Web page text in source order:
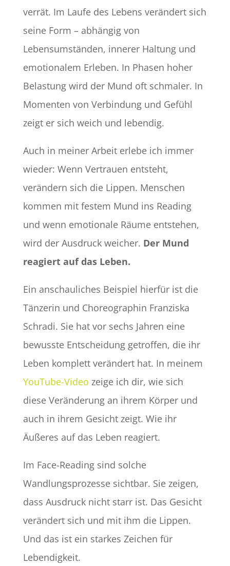
verrät. Im Laufe des Lebens verändert sich
seine Form – abhängig von
Lebensumständen, innerer Haltung und
emotionalem Erleben. In Phasen hoher
Belastung wird der Mund oft schmaler. In
Momenten von Verbindung und Gefühl
zeigt er sich weich und lebendig.
Auch in meiner Arbeit erlebe ich immer
wieder: Wenn Vertrauen entsteht,
verändern sich die Lippen. Menschen
kommen mit festem Mund ins Reading
und wenn emotionale Räume entstehen,
wird der Ausdruck weicher. Der Mund
reagiert auf das Leben.
Ein anschauliches Beispiel hierfür ist die
Tänzerin und Choreographin Franziska
Schradi. Sie hat vor sechs Jahren eine
bewusste Entscheidung getroffen, die ihr
Leben komplett verändert hat. In meinem
YouTube-Video zeige ich dir, wie sich
diese Veränderung an ihrem Körper und
auch in ihrem Gesicht zeigt. Wie ihr
Äußeres auf das Leben reagiert.
Im Face-Reading sind solche
Wandlungsprozesse sichtbar. Sie zeigen,
dass Ausdruck nicht starr ist. Das Gesicht
verändert sich und mit ihm die Lippen.
Und das ist ein starkes Zeichen für
Lebendigkeit.